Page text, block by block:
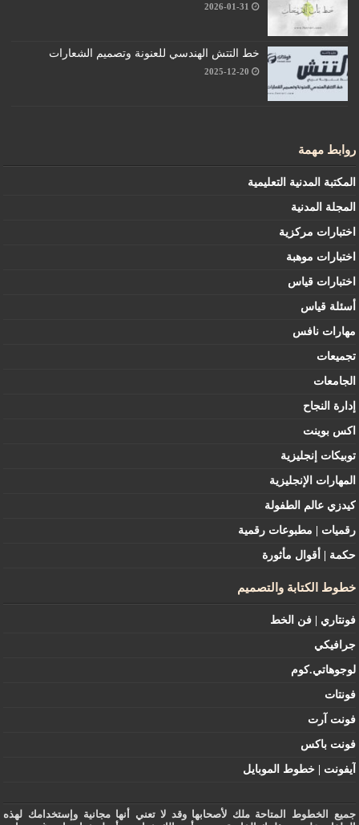
2026-01-31
خط التتش الهندسي للعنونة وتصميم الشعارات
2025-12-20
روابط مهمة
المكتبة المدنية التعليمية
المجلة المدنية
اختبارات مركزية
اختبارات موهبة
اختبارات قياس
أسئلة قياس
مهارات نافس
تجميعات
الجامعات
إدارة النجاح
اكس بوينت
توبيكات إنجليزية
المهارات الإنجليزية
كيدزي عالم الطفولة
رقميات | مطبوعات رقمية
حكمة | أقوال مأثورة
خطوط الكتابة والتصميم
فونتاري | فن الخط
جرافيكي
لوجوهاتي.كوم
فونتات
فونت آرت
فونت باكس
آيفونت | خطوط الموبايل
جميع الخطوط المتاحة ملك لأصحابها وقد لا تعني أنها مجانية وإستخدامك لهذه